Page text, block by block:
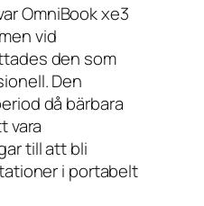
OmniBook xe3
vid
den som
Den
då bärbara
vara
till att bli
i portabelt